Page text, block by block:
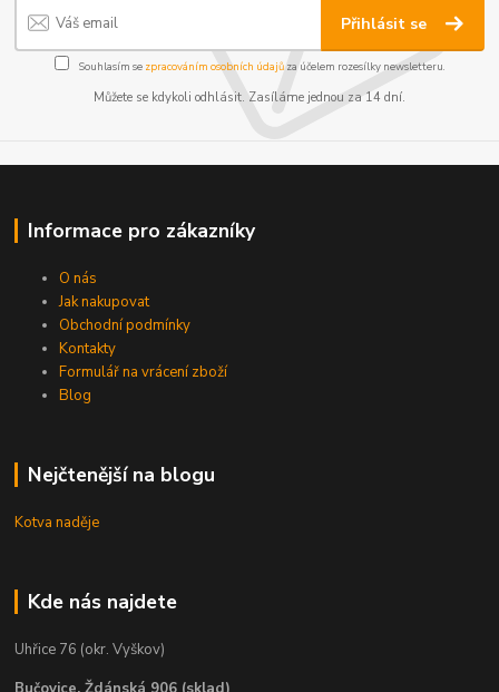
Přihlásit se
Souhlasím se zpracováním osobních údajůza účelem rozesílky newsletteru.
Můžete se kdykoli odhlásit. Zasíláme jednou za 14 dní.
Informace pro zákazníky
O nás
Jak nakupovat
Obchodní podmínky
Kontakty
Formulář na vrácení zboží
Blog
Nejčtenější na blogu
Kotva naděje
Kde nás najdete
Uhřice 76 (okr. Vyškov)